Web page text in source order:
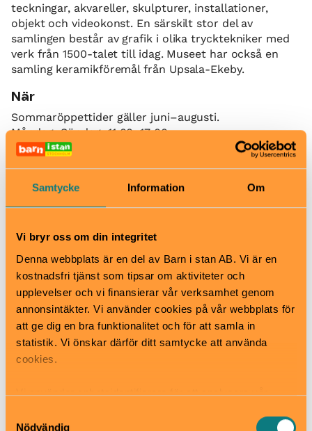
Samtycke Information Om
Vi bryr oss om din integritet
Denna webbplats är en del av Barn i stan AB. Vi är en
kostnadsfri tjänst som tipsar om aktiviteter och
upplevelser och vi finansierar vår verksamhet genom
annonsintäkter. Vi använder cookies på vår webbplats för
att ge dig en bra funktionalitet och för att samla in
statistik. Vi önskar därför ditt samtycke att använda
cookies.
Vi använder enhetsidentifierare för att analysera vår
samt tillhandahålla funktioner för sociala medier. Vi
Nödvändig
teckningar, akvareller, skulpturer, installationer,
objekt och videokonst. En särskilt stor del av
samlingen består av grafik i olika trycktekniker med
verk från 1500-talet till idag. Museet har också en
samling keramikföremål från Upsala-Ekeby.
När
Sommaröppettider gäller juni–augusti.
Måndag–Söndag: 11:00–17:00
Café och bar har samma öppettider.
Fri entré. Vissa tillfälliga utställningar har entréavgift.
Hiss och ramper
Restaurang
Skötbord
Hitta hit
Uppsala slott, Drottning Christinas väg 1, ingång E.
Museet ligger cirka 15 minuters promenad från
Uppsala Resecentrum.
Drottning Christinas väg 1, Uppsala